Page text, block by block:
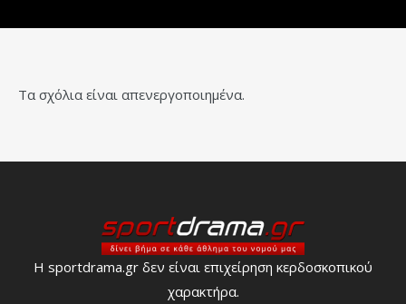
Τα σχόλια είναι απενεργοποιημένα.
Η sportdrama.gr δεν είναι επιχείρηση κερδοσκοπικού
χαρακτήρα.